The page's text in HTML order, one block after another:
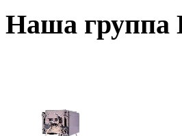
Наша группа